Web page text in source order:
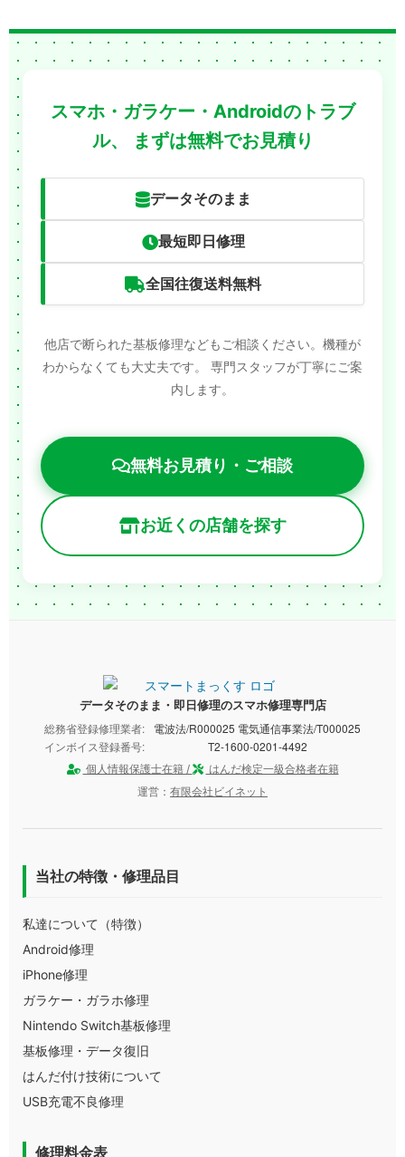
スマホ・ガラケー・Androidのトラブ
ル、
まずは無料でお見積り
データそのまま
最短即日修理
全国往復送料無料
他店で断られた基板修理などもご相談ください。機種が
わからなくても大丈夫です。
専門スタッフが丁寧にご案
内します。
無料お見積り・ご相談
お近くの店舗を探す
データそのまま・即日修理のスマホ修理専門店
総務省登録修理業者:
電波法/R000025 電気通信事業法/T000025
インボイス登録番号:
T2-1600-0201-4492
個人情報保護士在籍 /
はんだ検定一級合格者在籍
運営： 有限会社ビイネット
当社の特徴・修理品目
私達について（特徴）
Android修理
iPhone修理
ガラケー・ガラホ修理
Nintendo Switch基板修理
基板修理・データ復旧
はんだ付け技術について
USB充電不良修理
修理料金表